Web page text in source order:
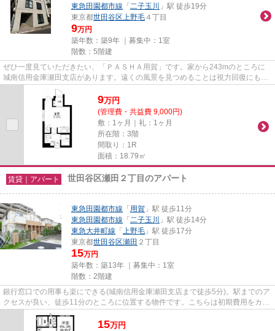
東急田園都市線 「二子玉川
」駅 徒歩19分
東京都世田谷区 上野毛 ４丁目
9万円
築年数：築9年 ｜募集中： 1室
階数：5階建
ぜひ一度見ていただきたい、「ＰＡＳＨＡ用賀」です。家から243mのところに
城南信用金庫瀬田支店があります。遠くの風景を見つめることは視力回復にも繋
がりますので健康的になれます...
9万円
(管理費・共益費 9,000円)
敷：1ヶ月｜礼：1ヶ月
所在階：3階
間取り：1R
面積：18.79㎡
賃貸｜アパート 世田谷区瀬田２丁目のアパート
東急田園都市線 「用賀 」駅 徒歩11分
東急田園都市線 「二子玉川
」駅 徒歩14分
東急大井町線 「 上野毛 」駅 徒歩17分
東京都世田谷区瀬田 ２丁目
15万円
築年数：築13年 ｜募集中： 1室
階数：2階建
銀行窓口での用事も楽にできる(城南信用金庫瀬田支店まで徒歩5分)。駅までのア
クセスが良い、徒歩11分のところに位置する物件です。こちらは初期費用をカー
ドでお支払いいただける物件...
15万円